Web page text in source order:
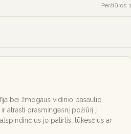
Peržiūros: 1
bei žmogaus vidinio pasaulio
atrasti prasmingesnį požiūrį į
jo patirtis, lūkesčius ar